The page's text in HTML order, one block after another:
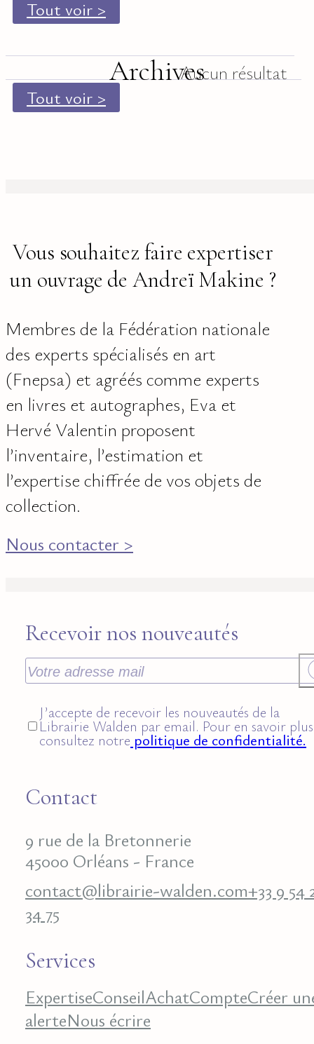
Tout voir >
ArchivesAucun résultat
Tout voir >
Vous souhaitez faire expertiser
un ouvrage de Andreï Makine ?
Membres de la Fédération nationale
des experts spécialisés en art
(Fnepsa) et agréés comme experts
en livres et autographes, Eva et
Hervé Valentin proposent
l’inventaire, l’estimation et
l’expertise chiffrée de vos objets de
collection.
Nous contacter >
Recevoir nos nouveautés
J’accepte de recevoir les nouveautés de la
Librairie Walden par email. Pour en savoir
consultez notre politique de confidentialité.
Contact
9 rue de la Bretonnerie
45000 Orléans - France
contact@librairie-walden.com+33 9 54
34 75
Services
ExpertiseConseilAchatCompteCréer
alerteNous écrire